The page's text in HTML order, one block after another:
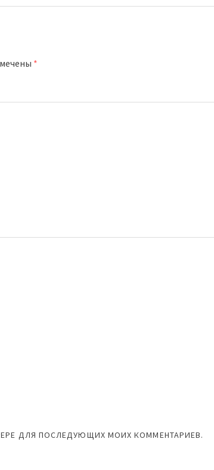
*
ДЛЯ ПОСЛЕДУЮЩИХ МОИХ КОММЕНТАРИЕВ.